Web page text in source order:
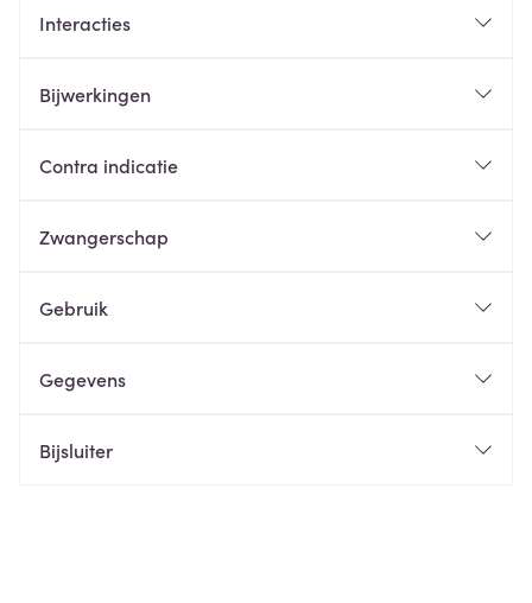
Interacties
Bijwerkingen
Contra indicatie
Zwangerschap
Gebruik
Gegevens
Bijsluiter